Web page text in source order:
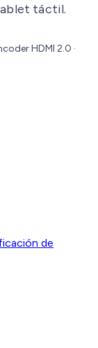
táctil.
HDMI 2.0 ·
de